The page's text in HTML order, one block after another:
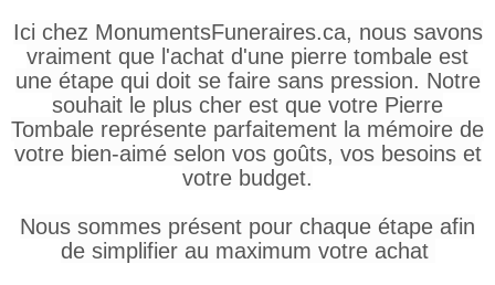
Ici chez MonumentsFuneraires.ca, nous savons
vraiment que l'achat d'une pierre tombale est
une étape qui doit se faire sans pression. Notre
souhait le plus cher est que votre Pierre
Tombale représente parfaitement la mémoire de
votre bien-aimé selon vos goûts, vos besoins et
votre budget.
Nous sommes présent pour chaque étape afin
de simplifier au maximum votre achat